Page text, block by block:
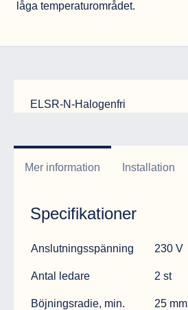
låga temperaturområdet.
ELSR-N-Halogenfri
Mer information Installation
Specifikationer
Specifikation Data
Anslutningsspänning 230 V
Antal ledare 2 st
Böjningsradie, min. 25 mm